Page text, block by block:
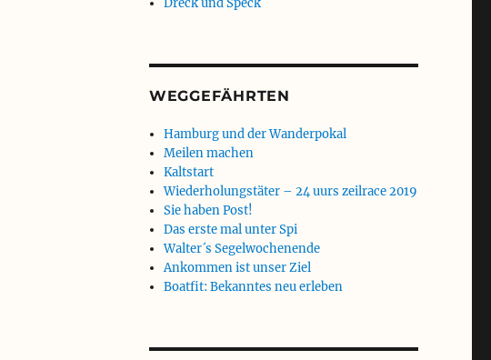
Dreck und Speck
WEGGEFÄHRTEN
Hamburg und der Wanderpokal
Meilen machen
Kaltstart
Wiederholungstäter – 24 uurs zeilrace 2019
Sie haben Post!
Das erste mal unter Spi
Walter´s Segelwochenende
Ankommen ist unser Ziel
Boatfit: Bekanntes neu erleben